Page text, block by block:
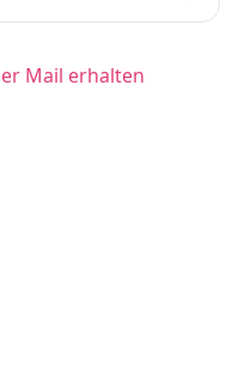
Mail erhalten